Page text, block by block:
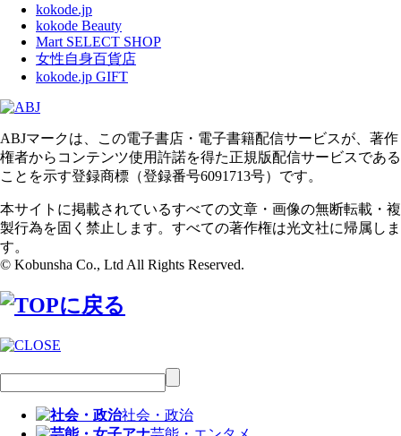
kokode.jp
kokode Beauty
Mart SELECT SHOP
女性自身百貨店
kokode.jp GIFT
ABJマークは、この電子書店・電子書籍配信サービスが、著作
権者からコンテンツ使用許諾を得た正規版配信サービスである
ことを示す登録商標（登録番号6091713号）です。
本サイトに掲載されているすべての文章・画像の無断転載・複
製行為を固く禁止します。すべての著作権は光文社に帰属しま
す。
© Kobunsha Co., Ltd All Rights Reserved.
社会・政治